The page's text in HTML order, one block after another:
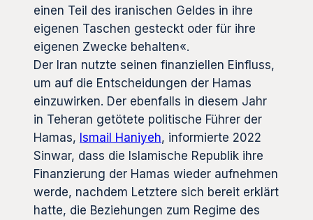
einen Teil des iranischen Geldes in ihre
eigenen Taschen gesteckt oder für ihre
eigenen Zwecke behalten«.
Der Iran nutzte seinen finanziellen Einfluss,
um auf die Entscheidungen der Hamas
einzuwirken. Der ebenfalls in diesem Jahr
in Teheran getötete politische Führer der
Hamas, Ismail Haniyeh, informierte 2022
Sinwar, dass die Islamische Republik ihre
Finanzierung der Hamas wieder aufnehmen
werde, nachdem Letztere sich bereit erklärt
hatte, die Beziehungen zum Regime des